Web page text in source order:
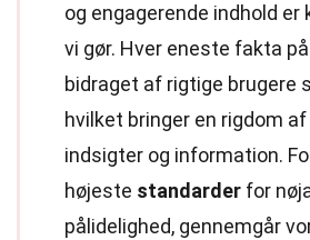
og engagerende indhold er
vi gør. Hver eneste fakta
bidraget af rigtige brugere
hvilket bringer en rigdom
indsigter og information.
højeste standarder for
pålidelighed, gennemgår